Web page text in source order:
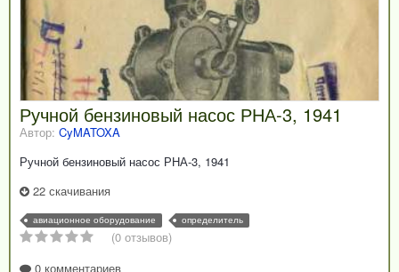
Ручной бензиновый насос РНА-3, 1941
Автор: CyMATOXA
Ручной бензиновый насос РНА-3, 1941
22 скачивания
авиационное оборудование определитель
(0 отзывов)
0 комментариев